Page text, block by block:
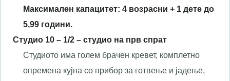
Максимален капацитет: 4 возрасни + 1 дете до
5,99 години.
Студио 10 – 1/2 – студио на прв спрат
Студиото има голем брачен кревет, комплетно
опремена кујна со прибор за готвење и јадење,